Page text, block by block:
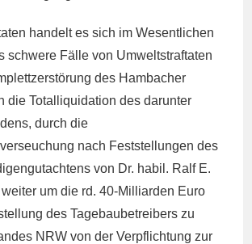
handelt es sich im Wesentlichen
schwere Fälle von Umweltstraftaten
des Hambacher
die Totalliquidation des darunter
durch die
nach Feststellungen des
von Dr. habil. Ralf E.
um die rd. 40-Milliarden Euro
des Tagebaubetreibers zu
NRW von der Verpflichtung zur